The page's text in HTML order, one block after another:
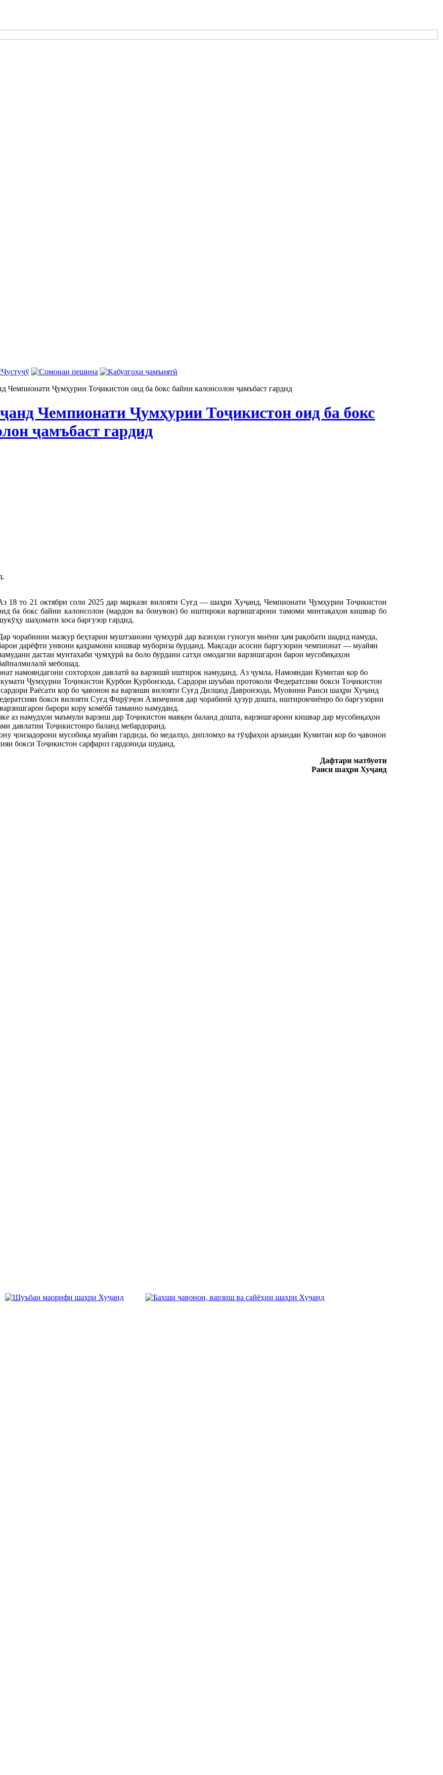
Чемпионати Ҷумҳурии Тоҷикистон оид ба бокс байни калонсолон ҷамъбаст гардид
Чемпионати Ҷумҳурии Тоҷикистон оид ба бокс
ҷамъбаст гардид
18 то 21 октябри соли 2025 дар маркази вилояти Суғд — шаҳри Хуҷанд, Чемпионати Ҷумҳурии Тоҷикистон
ба бокс байни калонсолон (мардон ва бонувон) бо иштироки варзишгарони тамоми минтақаҳои кишвар бо
шаҳомати хоса баргузор гардид.
чорабинии мазкур беҳтарин муштзанони ҷумҳурӣ дар вазнҳои гуногун миёни ҳам рақобати шадид намуда,
дарёфти унвони қаҳрамони кишвар мубориза бурданд. Мақсади асосии баргузории чемпионат — муайян
дастаи мунтахаби ҷумҳурӣ ва боло бурдани сатҳи омодагии варзишгарон барои мусобиқаҳои
мебошад.
намояндагони сохторҳои давлатӣ ва варзишӣ иштирок намуданд. Аз ҷумла, Намояндаи Кумитаи кор бо
Ҷумҳурии Тоҷикистон Қурбон Қурбонзода, Сардори шуъбаи протоколи Федератсияи бокси Тоҷикистон
Раёсати кор бо ҷавонон ва варзиши вилояти Суғд Дилшод Давронзода, Муовини Раиси шаҳри Хуҷанд
бокси вилояти Суғд Фирӯзҷон Азимҷонов дар чорабинӣ ҳузур дошта, иштирокчиёнро бо баргузории
барори кору комёбӣ таманно намуданд.
аз намудҳои маъмули варзиш дар Тоҷикистон мавқеи баланд дошта, варзишгарони кишвар дар мусобиқаҳои
давлатии Тоҷикистонро баланд мебардоранд.
ҷоизадорони мусобиқа муайян гардида, бо медалҳо, дипломҳо ва тӯҳфаҳои арзандаи Кумитаи кор бо ҷавонон
бокси Тоҷикистон сарфароз гардонида шуданд.
Дафтари матбуоти
Раиси шаҳри Хуҷанд